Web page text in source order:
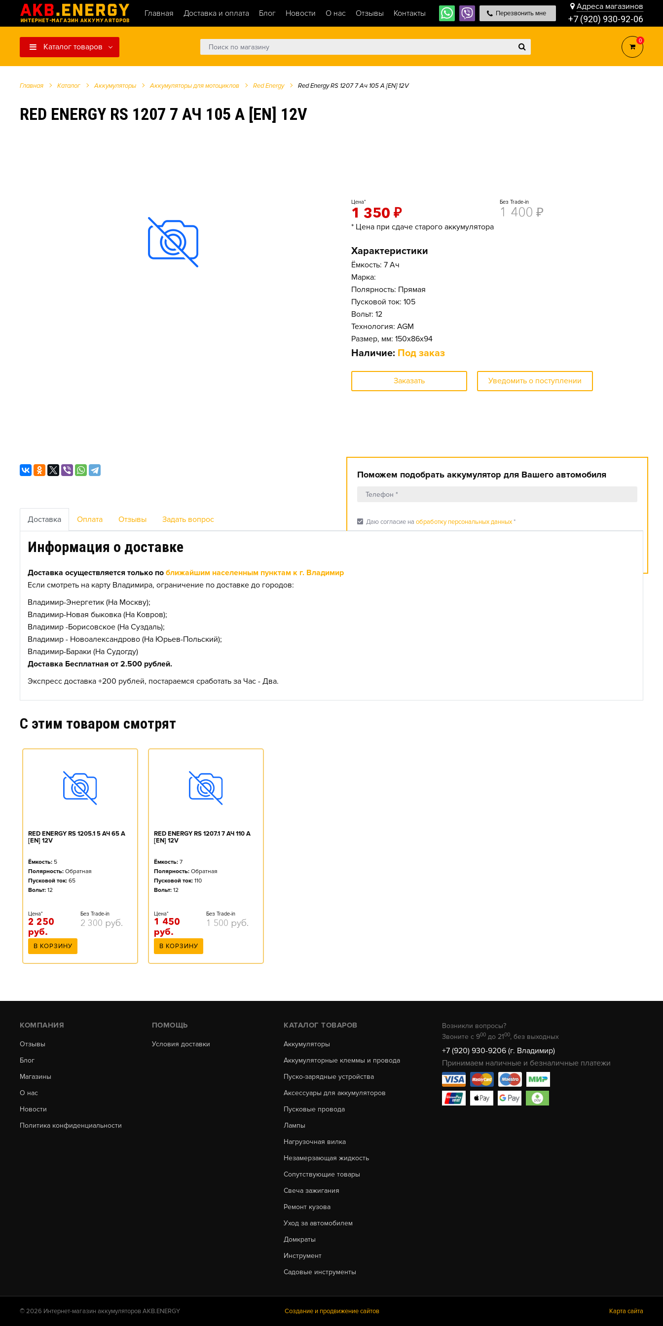
Главная Доставка и оплата Блог Новости О нас Отзывы Контакты Перезвонить мне
Адреса магазинов
+7 (920) 930-92-06
Каталог товаров
0
Главная Каталог Аккумуляторы Аккумуляторы для мотоциклов Red Energy Red Energy RS 1207 7 Ач 105 A [EN] 12V
RED ENERGY RS 1207 7 АЧ 105 A [EN] 12V
Цена*
1 350 ₽
Без Trade-in
1 400 ₽
* Цена при сдаче старого аккумулятора
Характеристики
Ёмкость: 7 Ач
Марка:
Полярность: Прямая
Пусковой ток: 105
Вольт: 12
Технология: AGM
Размер, мм: 150x86x94
Наличие: Под заказ
Заказать Уведомить о поступлении
Поможем подобрать аккумулятор для Вашего автомобиля
check_box Даю согласие на обработку персональных данных*
Доставка Оплата Отзывы Задать вопрос
Информация о доставке
Доставка осуществляется только по ближайшим населенным пунктам к г. Владимир
Если смотреть на карту Владимира, ограничение по доставке до городов:
Владимир-Энергетик (На Москву);
Владимир-Новая быковка (На Ковров);
Владимир -Борисовское (На Суздаль);
Владимир - Новоалександрово (На Юрьев-Польский);
Владимир-Бараки (На Судогду)
Доставка Бесплатная от 2.500 рублей.
Экспресс доставка +200 рублей, постараемся сработать за Час - Два.
C этим товаром смотрят
RED ENERGY RS 1205.1 5 АЧ 65 A
[EN] 12V
Ёмкость: 5
Полярность: Обратная
Пусковой ток: 65
Вольт: 12
Цена*
2 250
руб.
Без Trade-in
2 300 руб.
В КОРЗИНУ
RED ENERGY RS 1207.1 7 АЧ 110 A
[EN] 12V
Ёмкость: 7
Полярность: Обратная
Пусковой ток: 110
Вольт: 12
Цена*
1 450
руб.
Без Trade-in
1 500 руб.
В КОРЗИНУ
КОМПАНИЯ
Отзывы
Блог
Магазины
О нас
Новости
Политика конфиденциальности
ПОМОЩЬ
Условия доставки
КАТАЛОГ ТОВАРОВ
Аккумуляторы
Аккумуляторные клеммы и провода
Пуско-зарядные устройства
Аксессуары для аккумуляторов
Пусковые провода
Лампы
Нагрузочная вилка
Незамерзающая жидкость
Сопутствующие товары
Свеча зажигания
Ремонт кузова
Уход за автомобилем
Домкраты
Инструмент
Садовые инструменты
Возникли вопросы?
Звоните с 900 до 2100, без выходных
+7 (920) 930-9206 (г. Владимир)
Принимаем наличные и безналичные платежи
© 2026 Интернет-магазин аккумуляторов AKB.ENERGY Создание и продвижение сайтов Карта сайта